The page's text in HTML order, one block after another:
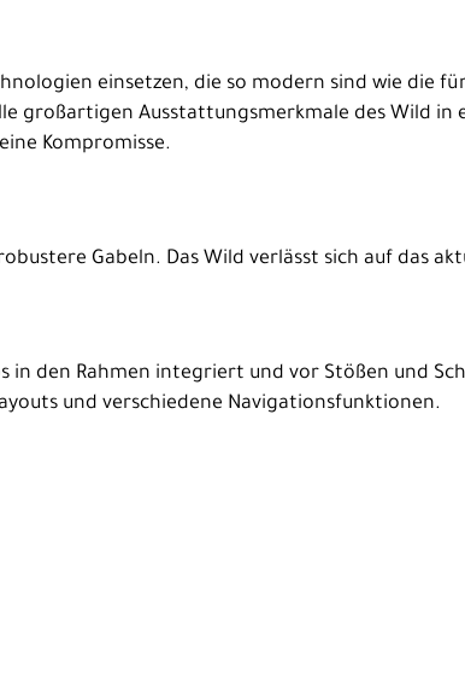
einsetzen, die so modern sind wie die
großartigen Ausstattungsmerkmale des Wild
Kompromisse.
Gabeln. Das Wild verlässt sich auf das
in den Rahmen integriert und vor Stößen und
und verschiedene Navigationsfunktionen.